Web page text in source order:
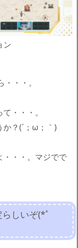
ン
・・。
・・・。
か？(´；ω；｀)
・・・。マジでで
しいぞ(*ﾟ